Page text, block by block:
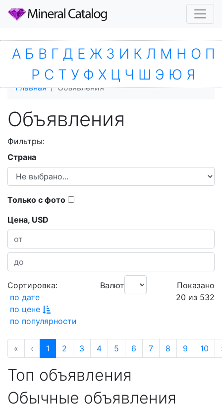
Главная Объявления
Объявления
Фильтры:
Страна
Только с фото
Цена, USD
Сортировка:
по дате
по цене
по популярности
Валюта:
Показано
20 из 532
« ‹ 1 2 3 4 5 6 7 8 9 10
Топ объявления
Обычные объявления
А Б В Г Д Е Ж З И К Л М Н О П
Р С Т У Ф Х Ц Ч Ш Э Ю Я